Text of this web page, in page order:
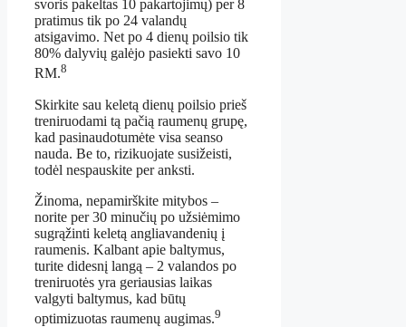
svoris pakeltas 10 pakartojimų) per 8
pratimus tik po 24 valandų
atsigavimo. Net po 4 dienų poilsio tik
80% dalyvių galėjo pasiekti savo 10
RM.8
Skirkite sau keletą dienų poilsio prieš
treniruodami tą pačią raumenų grupę,
kad pasinaudotumėte visa seanso
nauda. Be to, rizikuojate susižeisti,
todėl nespauskite per anksti.
Žinoma, nepamirškite mitybos –
norite per 30 minučių po užsiėmimo
sugrąžinti keletą angliavandenių į
raumenis. Kalbant apie baltymus,
turite didesnį langą – 2 valandos po
treniruotės yra geriausias laikas
valgyti baltymus, kad būtų
optimizuotas raumenų augimas.9